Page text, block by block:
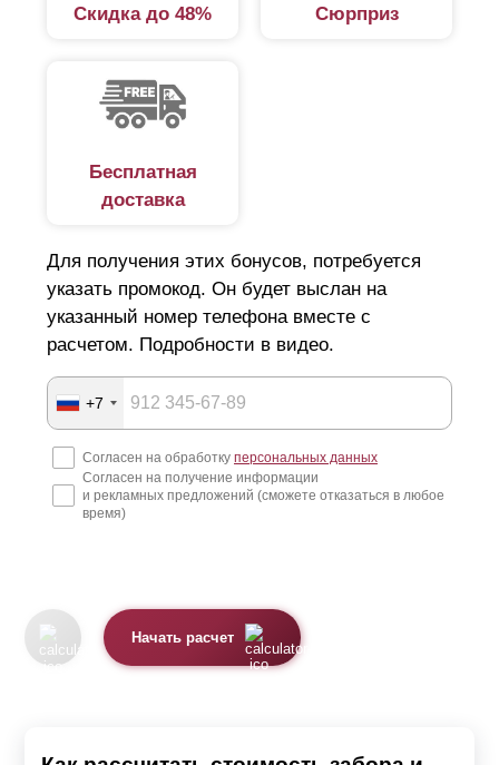
Скидка до 48% Сюрприз
Бесплатная
доставка
Для получения этих бонусов, потребуется
указать промокод. Он будет выслан на
указанный номер телефона вместе с
расчетом. Подробности в видео.
+7
Согласен на обработку персональных данных
Согласен на получение информации
и рекламных предложений (сможете отказаться в любое
время)
Начать расчет